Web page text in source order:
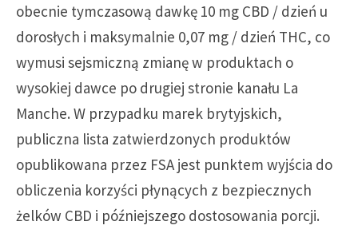
obecnie tymczasową dawkę 10 mg CBD / dzień u
dorosłych i maksymalnie 0,07 mg / dzień THC, co
wymusi sejsmiczną zmianę w produktach o
wysokiej dawce po drugiej stronie kanału La
Manche. W przypadku marek brytyjskich,
publiczna lista zatwierdzonych produktów
opublikowana przez FSA jest punktem wyjścia do
obliczenia korzyści płynących z bezpiecznych
żelków CBD i późniejszego dostosowania porcji.